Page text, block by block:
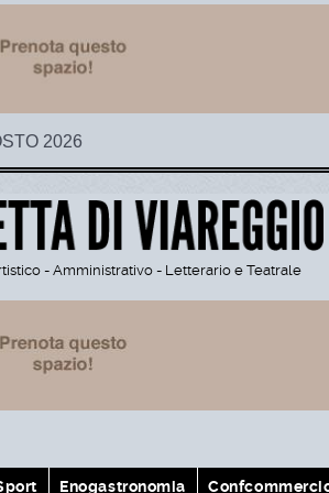
2026
- Amministrativo - Letterario e Teatrale
Enogastronomia